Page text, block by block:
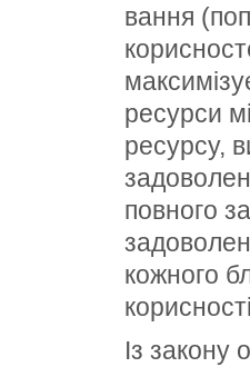
вання
ресурси
ресурсу,
повного
кожного
Із закону